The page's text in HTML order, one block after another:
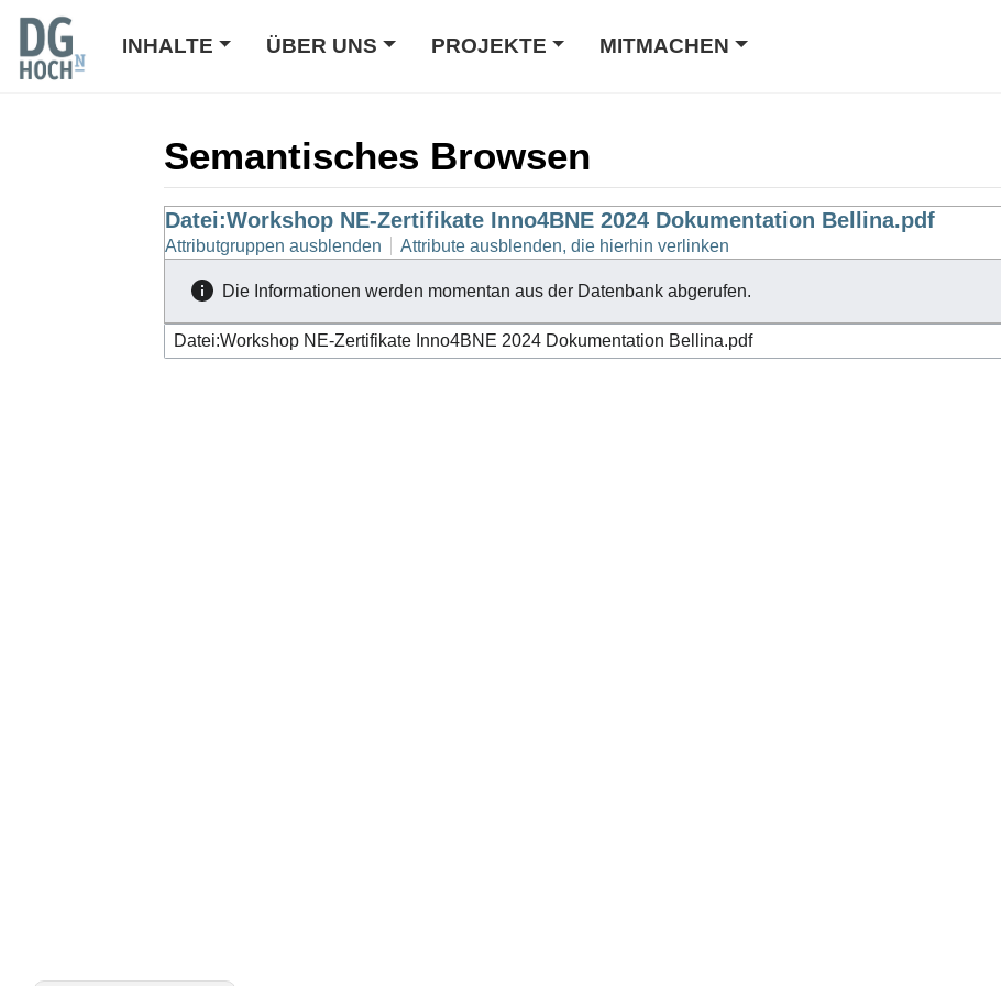
INHALTE ÜBER UNS PROJEKTE MITMACHEN
Semantisches Browsen
Wechseln zu:Navigation,Suche
Datei:Workshop NE-Zertifikate Inno4BNE 2024 Dokumentation Bellina.pdf
Attributgruppen ausblenden Attribute ausblenden, die hierhin verlinken
Die Informationen werden momentan aus der Datenbank abgerufen.